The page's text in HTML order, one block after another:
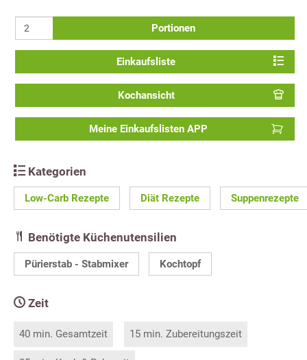
Portionen
Einkaufsliste
Kochansicht
Meine Einkaufslisten APP
Kategorien
Low-Carb Rezepte Diät Rezepte Suppenrezepte
Benötigte Küchenutensilien
Pürierstab - Stabmixer Kochtopf
Zeit
40 min. Gesamtzeit 15 min. Zubereitungszeit